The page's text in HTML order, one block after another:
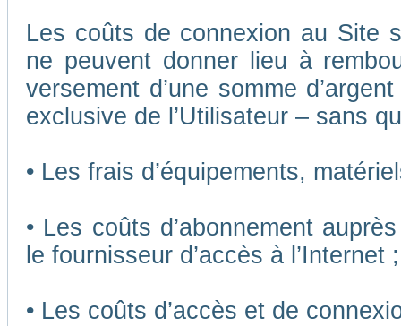
Les coûts de connexion au Site
ne peuvent donner lieu à
versement d’une somme
exclusive de l’Utilisateur – sans
• Les frais d’équipements,
• Les coûts d’abonnement
le fournisseur d’accès à l’Internet ;
• Les coûts d’accès et de